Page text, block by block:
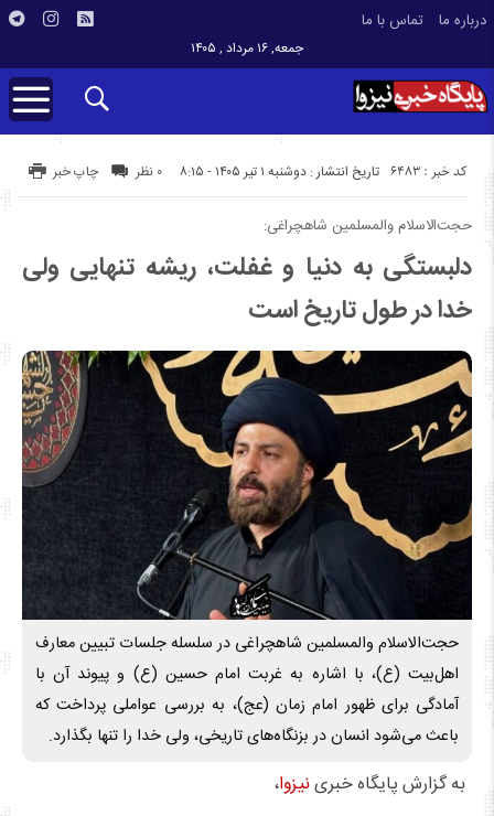
درباره ما تماس با ما
جمعه, ۱۶ مرداد , ۱۴۰۵
تاریخ انتشار : دوشنبه ۱ تیر ۱۴۰۵ - ۸:۱۵ کد خبر : 6483 چاپ خبر ۰ نظر
حجت‌الاسلام والمسلمین شاهچراغی:
دلبستگی به دنیا و غفلت، ریشه تنهایی ولی
خدا در طول تاریخ است
حجت‌الاسلام والمسلمین شاهچراغی در سلسله جلسات تبیین معارف
اهل‌بیت (ع)، با اشاره به غربت امام حسین (ع) و پیوند آن با
آمادگی برای ظهور امام زمان (عج)، به بررسی عواملی پرداخت که
باعث می‌شود انسان در بزنگاه‌های تاریخی، ولی خدا را تنها بگذارد.
به گزارش پایگاه خبرینیزوا،